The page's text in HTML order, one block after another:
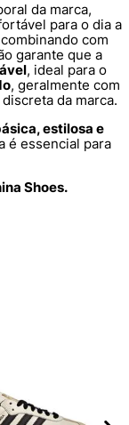
da marca,
para o dia a
com
garante que a
, ideal para o
, geralmente com
da marca.
estilosa e
é essencial para
Shoes.